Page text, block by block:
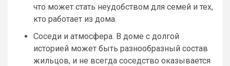
что может стать неудобством для семей и тех,
кто работает из дома.
Соседи и атмосфера. В доме с долгой
историей может быть разнообразный состав
жильцов, и не всегда соседство оказывается